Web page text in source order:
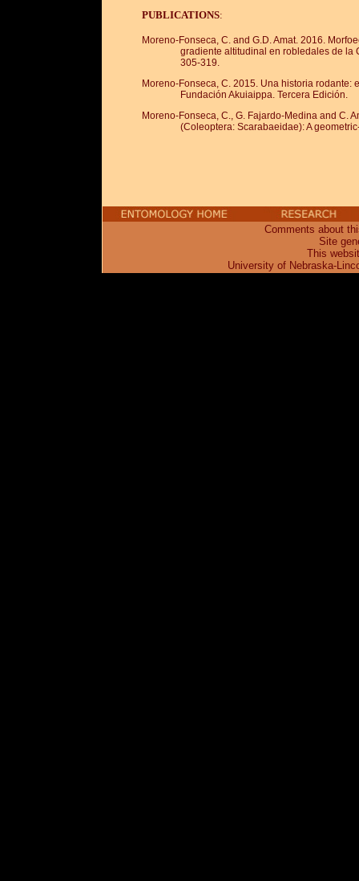
PUBLICATIONS:
Moreno-Fonseca, C. and G.D. Amat. 2016.
gradiente altitudinal en robledales de la
305-319.
Moreno-Fonseca, C. 2015. Una historia
Fundación Akuiaippa. Tercera Edición.
Moreno-Fonseca, C., G. Fajardo-Medina and C.
(Coleoptera: Scarabaeidae): A
Comments about
Site
This
University of Nebraska-